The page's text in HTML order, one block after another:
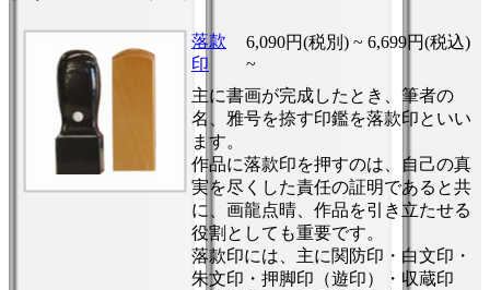
落款
印
6,090円(税別) ~ 6,699円(税込)
~
主に書画が完成したとき、筆者の
名、雅号を捺す印鑑を落款印といい
ます。
作品に落款印を押すのは、自己の真
実を尽くした責任の証明であると共
に、画龍点晴、作品を引き立たせる
役割としても重要です。
落款印には、主に関防印・白文印・
朱文印・押脚印（遊印）・収蔵印